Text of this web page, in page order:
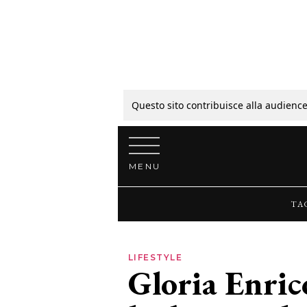
Questo sito contribuisce alla
Vai al contenuto
MENU
LIFESTYLE
Gloria